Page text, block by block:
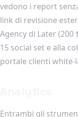
vedono i report
link di revisione
Agency di Later (200
15 social set e alla
portale clienti white-
Entrambi gli